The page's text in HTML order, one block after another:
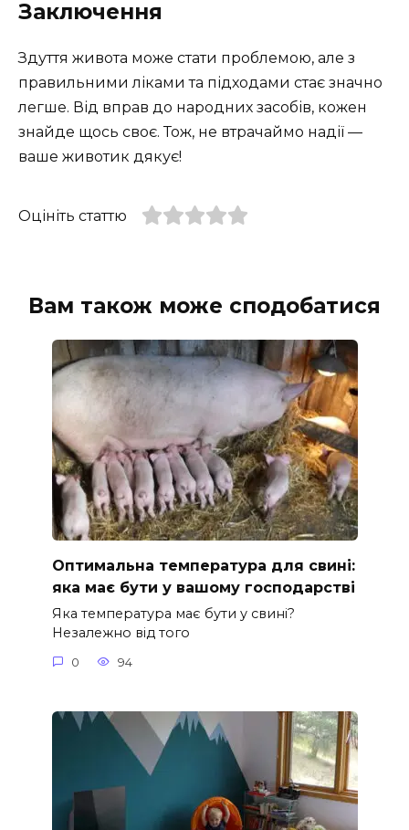
Заключення
Здуття живота може стати проблемою, але з
правильними ліками та підходами стає значно
легше. Від вправ до народних засобів, кожен
знайде щось своє. Тож, не втрачаймо надії —
ваше животик дякує!
Оцініть статтю
Вам також може сподобатися
Оптимальна температура для свині:
яка має бути у вашому господарстві
Яка температура має бути у свині?
Незалежно від того
0 94